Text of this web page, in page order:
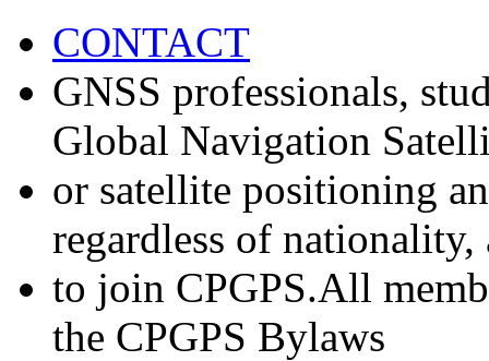
CONTACT
GNSS professionals,
Global Navigation
or satellite positioning
regardless of nationality,
to join CPGPS.All
the CPGPS Bylaws